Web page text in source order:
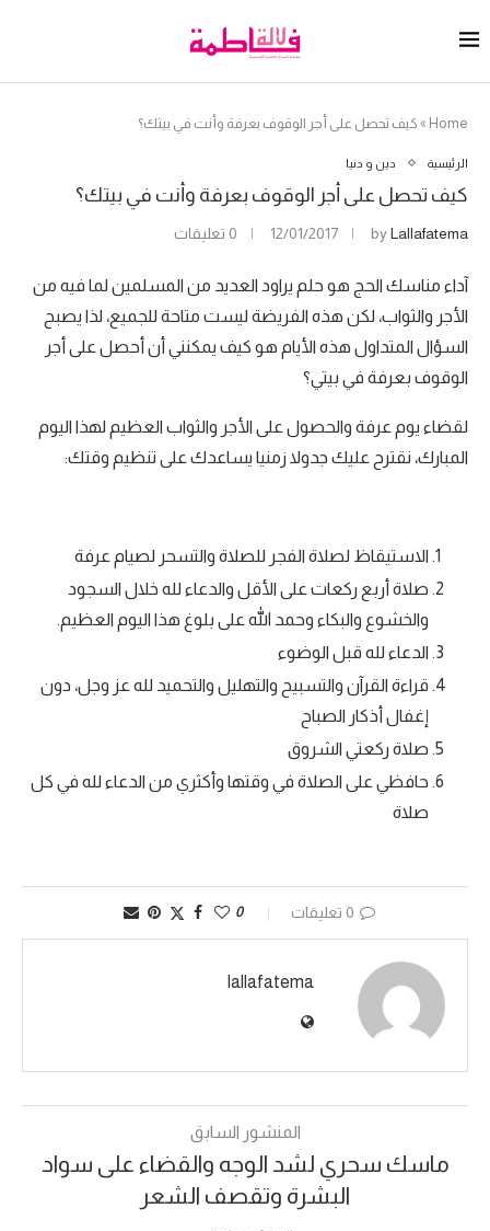
Home
» كيف تحصل على أجر الوقوف بعرفة وأنت في بيتك؟
الرئيسية دين و دنيا
كيف تحصل على أجر الوقوف بعرفة وأنت في بيتك؟
byLallafatema
12/01/2017 0 تعليقات
آداء مناسك الحج هو حلم يراود العديد من المسلمين لما فيه من
الأجر والثواب، لكن هذه الفريضة ليست متاحة للجميع، لذا يصبح
السؤال المتداول هذه الأيام هو كيف يمكنني أن أحصل على أجر
الوقوف بعرفة في بيتي؟
لقضاء يوم عرفة والحصول على الأجر والثواب العظيم لهذا اليوم
المبارك، نقترح عليك جدولا زمنيا يساعدك على تنظيم وقتك:
الاستيقاظ لصلاة الفجر للصلاة والتسحر لصيام عرفة
صلاة أربع ركعات على الأقل والدعاء لله خلال السجود
والخشوع والبكاء وحمد الله على بلوغ هذا اليوم العظيم.
الدعاء لله قبل الوضوء
قراءة القرآن والتسبيح والتهليل والتحميد لله عز وجل، دون
إغفال أذكار الصباح
صلاة ركعتي الشروق
حافظي على الصلاة في وقتها وأكثري من الدعاء لله في كل
صلاة
0 تعليقات 0
lallafatema
المنشور السابق
ماسك سحري لشد الوجه والقضاء على سواد
البشرة وتقصف الشعر